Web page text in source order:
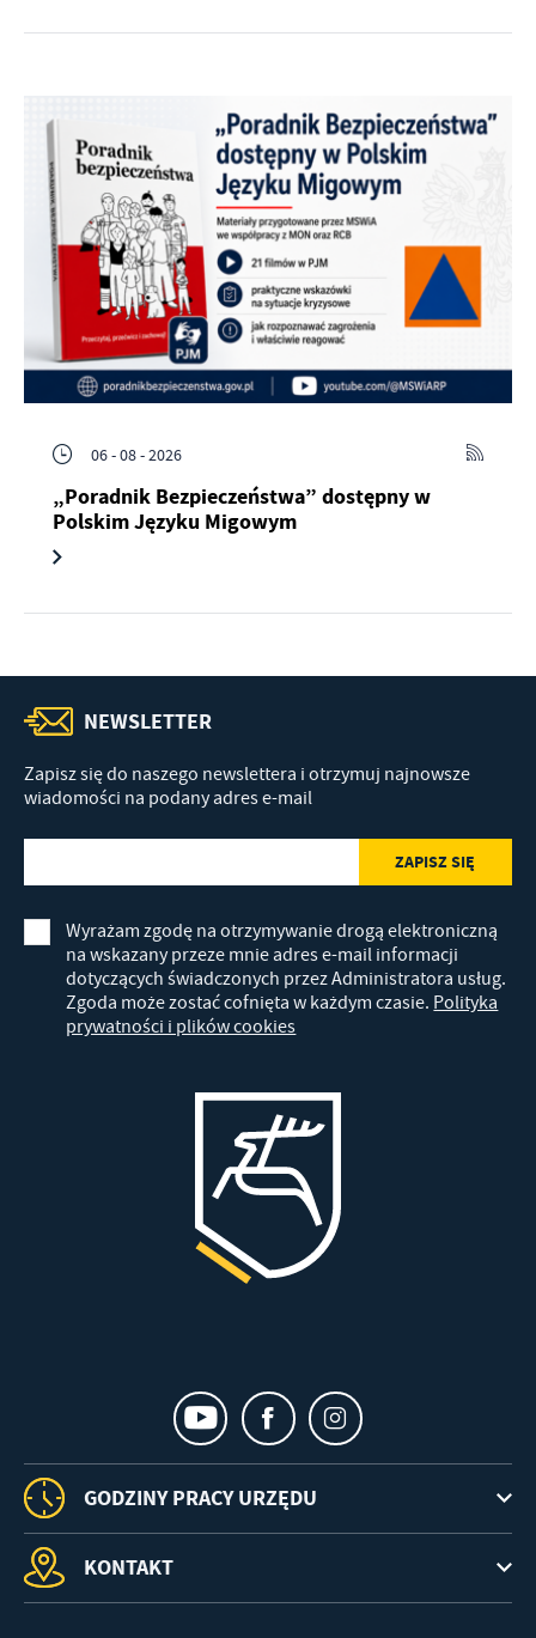
06 - 08 - 2026
„Poradnik Bezpieczeństwa” dostępny w
Polskim Języku Migowym
NEWSLETTER
Zapisz się do naszego newslettera i otrzymuj najnowsze
wiadomości na podany adres e-mail
Wyrażam zgodę na otrzymywanie drogą elektroniczną
na wskazany przeze mnie adres e-mail informacji
dotyczących świadczonych przez Administratora usług.
Zgoda może zostać cofnięta w każdym czasie. Polityka
prywatności i plików cookies
GODZINY PRACY URZĘDU
KONTAKT